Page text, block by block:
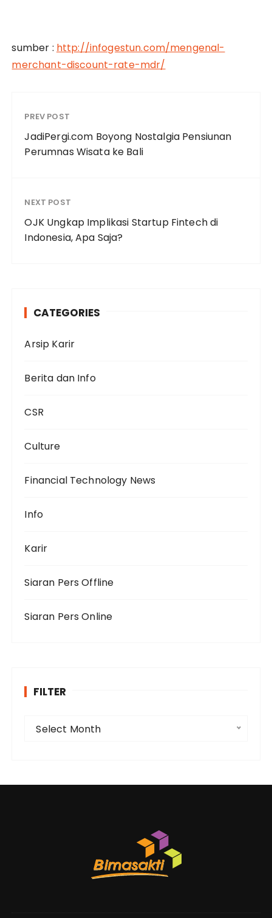
sumber : http://infogestun.com/mengenal-
merchant-discount-rate-mdr/
PREV POST
JadiPergi.com Boyong Nostalgia Pensiunan
Perumnas Wisata ke Bali
NEXT POST
OJK Ungkap Implikasi Startup Fintech di
Indonesia, Apa Saja?
CATEGORIES
Arsip Karir
Berita dan Info
CSR
Culture
Financial Technology News
Info
Karir
Siaran Pers Offline
Siaran Pers Online
FILTER
e
Select Month